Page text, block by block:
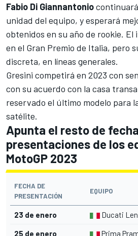
Fabio Di Giannantonio
unidad del equipo, y esperará
obtenidos en su año de rookie. El
en el Gran Premio de Italia, pero
discreta, en líneas generales.
Gresini competirá en 2023 con
con su acuerdo con la casa
reservado el último modelo para
satélite.
Apunta el resto de
presentaciones de los
MotoGP 2023
FECHA DE
PRESENTACIÓN
EQUIPO
23 de enero Ducati
25 de enero Prima